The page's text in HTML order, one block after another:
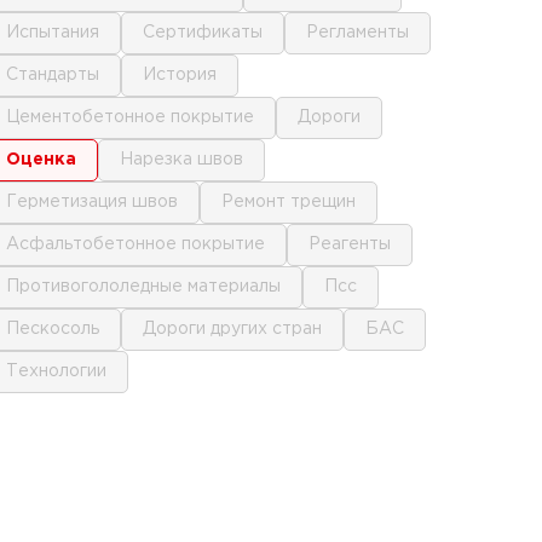
испытания сертификаты регламенты
стандарты история
цементобетонное покрытие дороги
оценка нарезка швов
герметизация швов ремонт трещин
асфальтобетонное покрытие реагенты
противогололедные материалы псс
пескосоль дороги других стран БАС
технологии